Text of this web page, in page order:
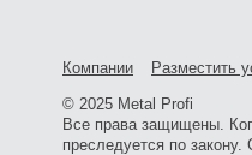
Компании
Разместить
© 2025 Metal Profi
Все права защищены.
преследуется по